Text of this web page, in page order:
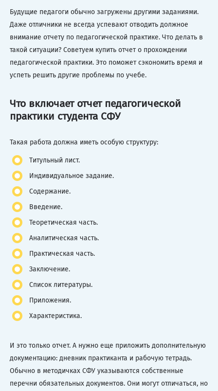
Будущие педагоги обычно загружены другими заданиями.
Даже отличники не всегда успевают отводить должное
внимание отчету по педагогической практике. Что делать в
такой ситуации? Советуем купить отчет о прохождении
педагогической практики. Это поможет сэкономить время и
успеть решить другие проблемы по учебе.
Что включает отчет педагогической
практики студента СФУ
Такая работа должна иметь особую структуру:
Титульный лист.
Индивидуальное задание.
Содержание.
Введение.
Теоретическая часть.
Аналитическая часть.
Практическая часть.
Заключение.
Список литературы.
Приложения.
Характеристика.
И это только отчет. А нужно еще приложить дополнительную
документацию: дневник практиканта и рабочую тетрадь.
Обычно в методичках СФУ указываются собственные
перечни обязательных документов. Они могут отличаться, но